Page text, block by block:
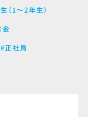
（1～2年生）
金
#正社員